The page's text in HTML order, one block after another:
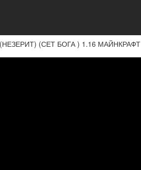
(СЕТ БОГА ) 1.16 МАЙНКРАФТ